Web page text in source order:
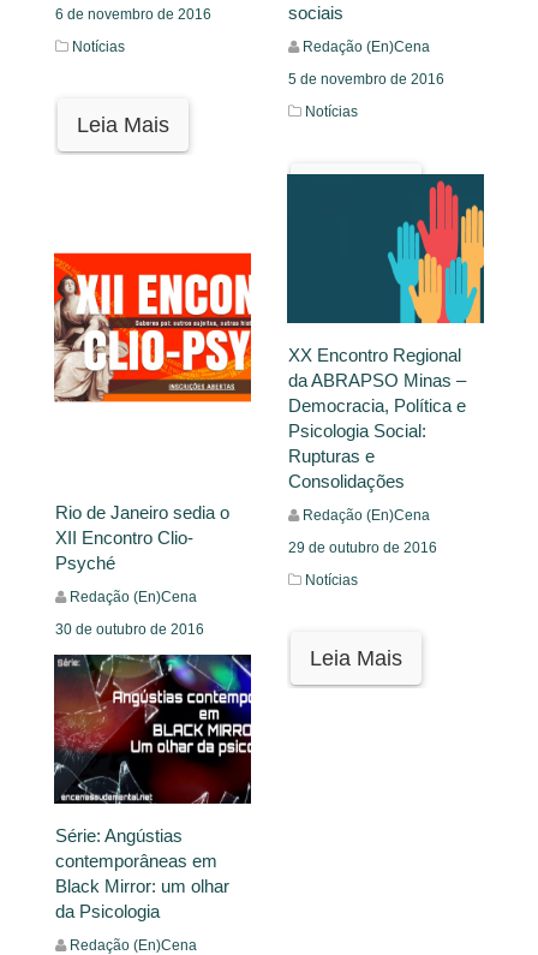
6 de novembro de 2016
Notícias
Leia Mais
sociais
Redação (En)Cena
5 de novembro de 2016
Notícias
Rio de Janeiro sedia o
XII Encontro Clio-
Psyché
Redação (En)Cena
30 de outubro de 2016
Notícias
Leia Mais
XX Encontro Regional
da ABRAPSO Minas –
Democracia, Política e
Psicologia Social:
Rupturas e
Consolidações
Redação (En)Cena
29 de outubro de 2016
Notícias
Leia Mais
Série: Angústias
contemporâneas em
Black Mirror: um olhar
da Psicologia
Redação (En)Cena